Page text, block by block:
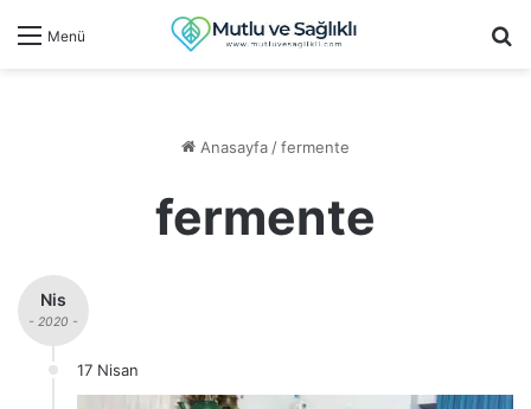
Menü
Anasayfa/fermente
fermente
Nis
- 2020 -
17 Nisan